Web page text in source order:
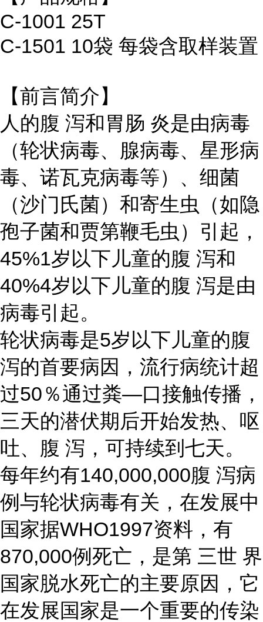
C-1001 25T
C-1501 10袋 每袋含取样装置
【前言简介】
人的腹 泻和胃肠 炎是由病毒
（轮状病毒、腺病毒、星形病
毒、诺瓦克病毒等）、细菌
（沙门氏菌）和寄生虫（如隐
孢子菌和贾第鞭毛虫）引起，
45%1岁以下儿童的腹 泻和
40%4岁以下儿童的腹 泻是由
病毒引起。
轮状病毒是5岁以下儿童的腹
泻的首要病因，流行病统计超
过50％通过粪—口接触传播，
三天的潜伏期后开始发热、呕
吐、腹 泻，可持续到七天。
每年约有140,000,000腹 泻病
例与轮状病毒有关，在发展中
国家据WHO1997资料，有
870,000例死亡，是第 三世 界
国家脱水死亡的主要原因，它
在发展国家是一个重要的传染